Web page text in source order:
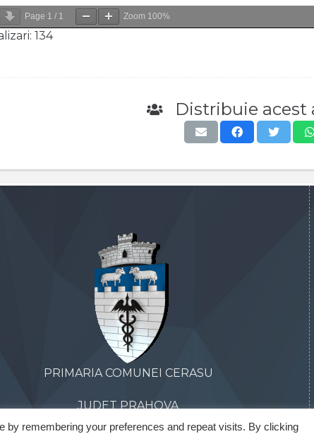
Page 1 / 1 Zoom 100%
134
Distribuie acest
PRIMARIA COMUNEI CERASU
JUDET PRAHOVA
remembering your preferences and repeat visits. By clicking